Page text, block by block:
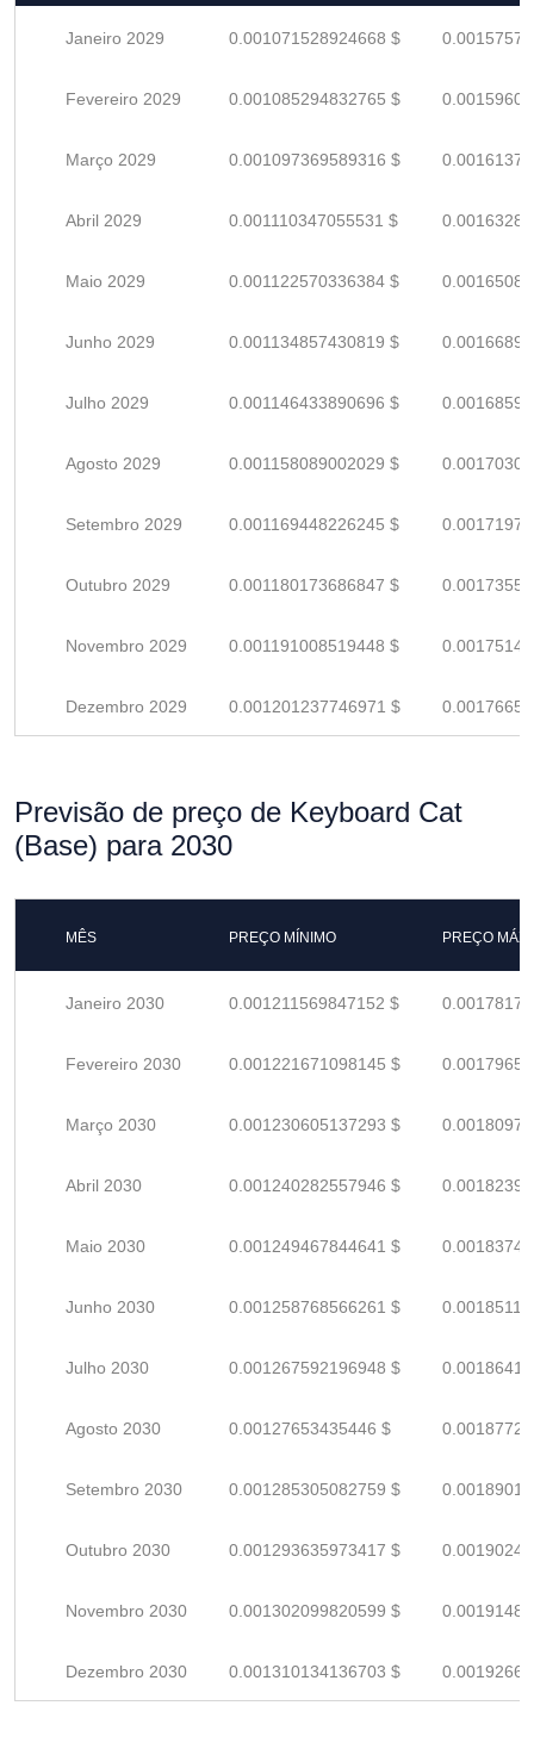
Janeiro 2029 0.001071528924668 $
Fevereiro 2029 0.001085294832765 $
Março 2029 0.001097369589316 $
Abril 2029 0.001110347055531 $
Maio 2029 0.001122570336384 $
Junho 2029 0.001134857430819 $
Julho 2029 0.001146433890696 $
Agosto 2029 0.001158089002029 $
Setembro 2029 0.001169448226245 $
Outubro 2029 0.001180173686847 $
Novembro 2029 0.001191008519448 $
Dezembro 2029 0.001201237746971 $
Previsão de preço de Keyboard Cat
(Base) para 2030
MÊS PREÇO MÍNIMO PREÇO
Janeiro 2030 0.001211569847152 $
Fevereiro 2030 0.001221671098145 $
Março 2030 0.001230605137293 $
Abril 2030 0.001240282557946 $
Maio 2030 0.001249467844641 $
Junho 2030 0.001258768566261 $
Julho 2030 0.001267592196948 $
Agosto 2030 0.00127653435446 $
Setembro 2030 0.001285305082759 $
Outubro 2030 0.001293635973417 $
Novembro 2030 0.001302099820599 $
Dezembro 2030 0.001310134136703 $